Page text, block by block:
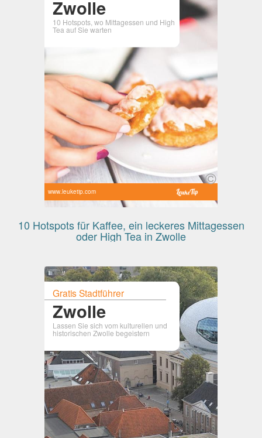
Zwolle
10 Hotspots, wo Mittagessen und High
Tea auf Sie warten
www.leuketip.com
10 Hotspots für Kaffee, ein leckeres Mittagessen
oder High Tea in Zwolle
Gratis Stadtführer
Zwolle
Lassen Sie sich vom kulturellen und
historischen Zwolle begeistern